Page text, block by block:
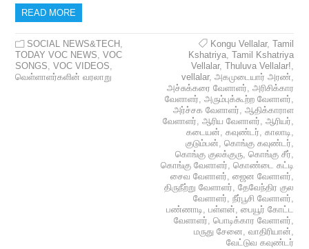
READ MORE
SOCIAL NEWS&TECH ,
TODAY VOC NEWS,VOC
SONGS,VOC VIDEOS,
வெள்ளாளர்களின் வரலாறு
Kongu Vellalar, Tamil
Kshatriya, Tamil Kshatriya
Vellalar, Thuluva Vellalar!,
vellalar, அகமுடையார் அரண்,
அச்சுக்கரை வேளாளர், அரிசிக்கார
வேளாளர், அரும்புக்கூற்ற வேளாளர்,
அர்ச்சக வேளாளர், ஆதிக்காராள
வேளாளர், ஆரிய வேளாளர், ஆரியர்,
கடையன், கவுண்டர், காலாடி,
குடும்பன், கொங்கு கவுண்டர்,
கொங்கு குலக்குரு, கொங்கு சீர்,
கொங்கு வேளாளர், கொண்டை கட்டி
சைவ வேளாளர், ஜைன வேளாளர்,
திருநீற்று வேளாளர், தேவேந்திர குல
வேளாளர், நீர்பூசி வேளாளர்,
பண்ணாடி, பள்ளன், பையூர் கோட்ட
வேளாளர், பொடிக்கார வேளாளர்,
மருது சேனை, வாதிரியான்,
வேட்டுவ கவுண்டர்